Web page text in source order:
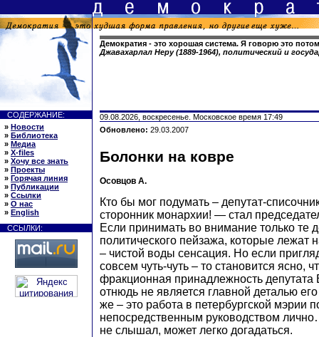
Демократия - это хорошая система. Я говорю это
Джавахарлал Неру (1889-1964), политический и
СОДЕРЖАНИЕ:
» Новости
» Библиотека
» Медиа
» X-files
» Хочу все знать
» Проекты
» Горячая линия
» Публикации
» Ссылки
» О нас
» English
ССЫЛКИ:
09.08.2026, воскресенье. Московское время 17:49
Обновлено: 29.03.2007
Болонки на ковре
Осовцов А.
Кто бы мог подумать – депутат-
сторонник монархии! — стал
Если принимать во внимание только те
политического пейзажа, которые лежат
– чистой воды сенсация. Но если
совсем чуть-чуть – то становится ясно,
фракционная принадлежность
отнюдь не является главной деталью
же – это работа в петербургской мэрии
непосредственным руководством
не слышал, может легко догадаться.